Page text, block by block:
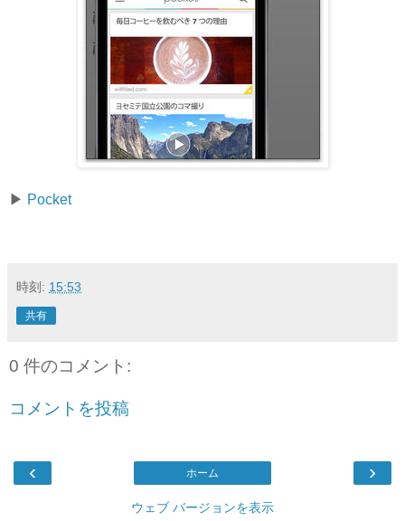
▶ Pocket
時刻: 15:53
共有
0 件のコメント:
コメントを投稿
‹ ›
ホーム
ウェブ バージョンを表示